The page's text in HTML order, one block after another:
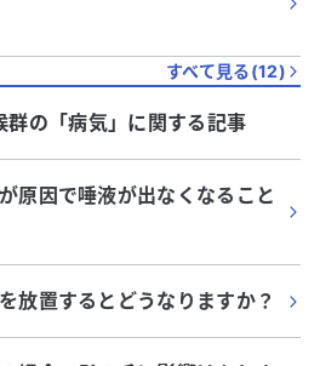
すべて見る(12)
群の「病気」に関する記事
原因で唾液が出なくなること
放置するとどうなりますか？